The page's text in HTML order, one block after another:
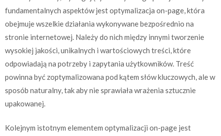
fundamentalnych aspektów jest optymalizacja on-page, która
obejmuje wszelkie działania wykonywane bezpośrednio na
stronie internetowej. Należy do nich między innymi tworzenie
wysokiej jakości, unikalnych i wartościowych treści, które
odpowiadają na potrzeby i zapytania użytkowników. Treść
powinna być zoptymalizowana pod kątem słów kluczowych, ale w
sposób naturalny, tak aby nie sprawiała wrażenia sztucznie
upakowanej.
Kolejnym istotnym elementem optymalizacji on-page jest